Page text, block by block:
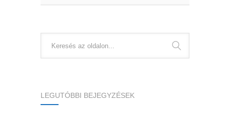
ÁFÁS
SZÁMLÁT
LEGUTÓBBI BEJEGYZÉSEK